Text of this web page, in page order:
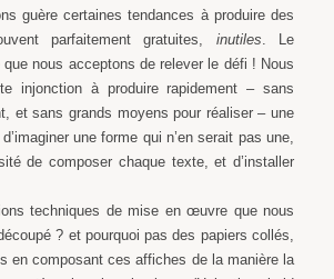
guère certaines tendances à produire des
parfaitement gratuites, inutiles. Le
nous acceptons de relever le défi ! Nous
injonction à produire rapidement – sans
et sans grands moyens pour réaliser – une
une forme qui n’en serait pas une,
de composer chaque texte, et d’installer
techniques de mise en œuvre que nous
? et pourquoi pas des papiers collés,
en composant ces affiches de la manière la